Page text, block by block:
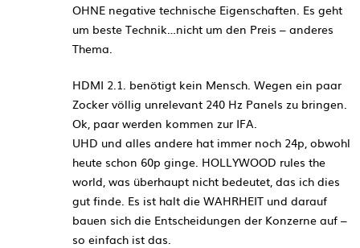
OHNE negative technische Eigenschaften. Es geht
um beste Technik…nicht um den Preis – anderes
Thema.
HDMI 2.1. benötigt kein Mensch. Wegen ein paar
Zocker völlig unrelevant 240 Hz Panels zu bringen.
Ok, paar werden kommen zur IFA.
UHD und alles andere hat immer noch 24p, obwohl
heute schon 60p ginge. HOLLYWOOD rules the
world, was überhaupt nicht bedeutet, das ich dies
gut finde. Es ist halt die WAHRHEIT und darauf
bauen sich die Entscheidungen der Konzerne auf –
so einfach ist das.